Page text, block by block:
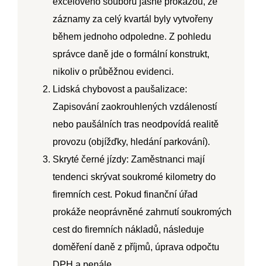
záznamy za celý kvartál byly vytvořeny
během jednoho odpoledne. Z pohledu
správce daně jde o formální konstrukt,
nikoliv o průběžnou evidenci.
Lidská chybovost a paušalizace:
Zapisování zaokrouhlených vzdáleností
nebo paušálních tras neodpovídá realitě
provozu (objížďky, hledání parkování).
Skryté černé jízdy: Zaměstnanci mají
tendenci skrývat soukromé kilometry do
firemních cest. Pokud finanční úřad
prokáže neoprávněné zahrnutí soukromých
cest do firemních nákladů, následuje
doměření daně z příjmů, úprava odpočtu